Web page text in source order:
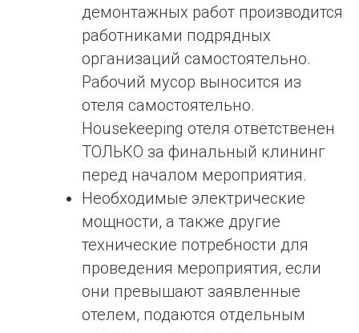
демонтажных работ производится
работниками подрядных
организаций самостоятельно.
Рабочий мусор выносится из
отеля самостоятельно.
Housekeeping отеля ответственен
ТОЛЬКО за финальный клининг
перед началом мероприятия.
Необходимые электрические
мощности, а также другие
технические потребности для
проведения мероприятия, если
они превышают заявленные
отелем, подаются отдельным